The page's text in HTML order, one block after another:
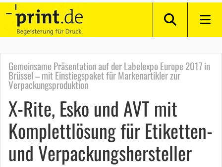
Gemeinsame Präsentation auf der Labelexpo Europe 2017 in
Brüssel – mit Einstiegspaket für Markenartikler zur
Verpackungsproduktion
X-Rite, Esko und AVT mit
Komplettlösung für Etiketten-
und Verpackungshersteller